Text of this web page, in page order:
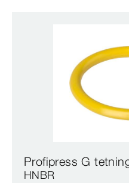
Profipress G
HNBR